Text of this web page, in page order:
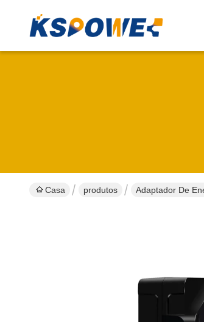
Casa produtos Adaptador De